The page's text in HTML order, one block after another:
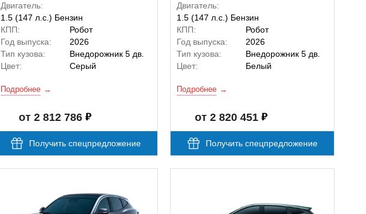
Двигатель:
1.5 (147 л.с.) Бензин
КПП:
Робот
Год выпуска:
2026
Тип кузова:
Внедорожник 5 дв.
Цвет:
Серый
Подробнее
от 2 812 786
Получить спецпредложение
Двигатель:
1.5 (147 л.с.) Бензин
КПП:
Робот
Год выпуска:
2026
Тип кузова:
Внедорожник 5 дв.
Цвет:
Белый
Подробнее
от 2 820 451
Получить спецпредложение